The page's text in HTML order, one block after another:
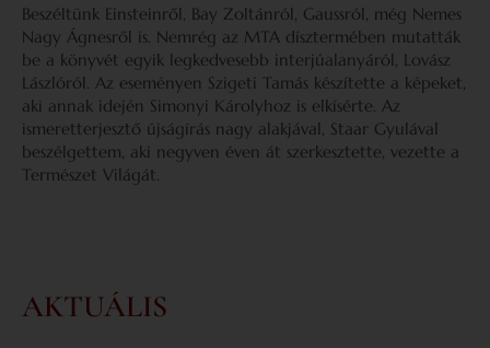
Beszéltünk Einsteinről, Bay Zoltánról, Gaussról, még Nemes
Nagy Ágnesről is. Nemrég az MTA dísztermében mutatták
be a könyvét egyik legkedvesebb interjúalanyáról, Lovász
Lászlóról. Az eseményen Szigeti Tamás készítette a képeket,
aki annak idején Simonyi Károlyhoz is elkísérte. Az
ismeretterjesztő újságírás nagy alakjával, Staar Gyulával
beszélgettem, aki negyven éven át szerkesztette, vezette a
Természet Világát.
AKTUÁLIS